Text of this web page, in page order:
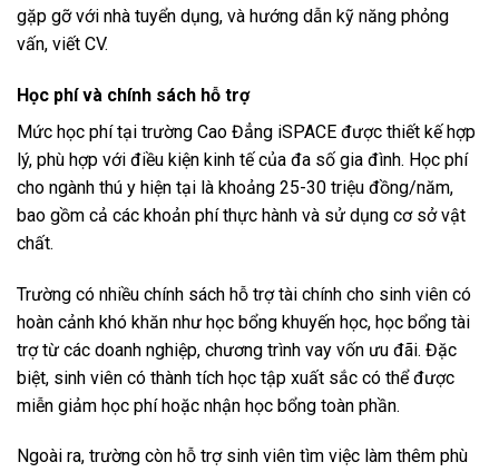
gặp gỡ với nhà tuyển dụng, và hướng dẫn kỹ năng phỏng
vấn, viết CV.
Học phí và chính sách hỗ trợ
Mức học phí tại trường Cao Đẳng iSPACE được thiết kế hợp
lý, phù hợp với điều kiện kinh tế của đa số gia đình. Học phí
cho ngành thú y hiện tại là khoảng 25-30 triệu đồng/năm,
bao gồm cả các khoản phí thực hành và sử dụng cơ sở vật
chất.
Trường có nhiều chính sách hỗ trợ tài chính cho sinh viên có
hoàn cảnh khó khăn như học bổng khuyến học, học bổng tài
trợ từ các doanh nghiệp, chương trình vay vốn ưu đãi. Đặc
biệt, sinh viên có thành tích học tập xuất sắc có thể được
miễn giảm học phí hoặc nhận học bổng toàn phần.
Ngoài ra, trường còn hỗ trợ sinh viên tìm việc làm thêm phù